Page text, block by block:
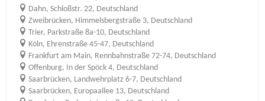
Dahn, Schloßstr. 22, Deutschland
Zweibrücken, Himmelsbergstraße 3, Deutschland
Trier, Parkstraße 8a-10, Deutschland
Köln, Ehrenstraße 45-47, Deutschland
Frankfurt am Main, Rennbahnstraße 72-74, Deutschland
Offenburg, In der Spöck 4, Deutschland
Saarbrücken, Landwehrplatz 6-7, Deutschland
Saarbrücken, Europaallee 13, Deutschland